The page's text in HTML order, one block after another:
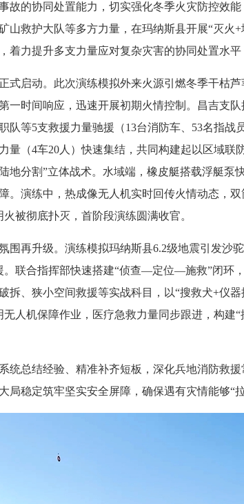
故的协同处置能力，切实强化冬季火灾防控效
山救护大队等多方力量，在玛纳斯县开展“灭
着力提升多支力量应对复杂灾害的协同处置水平
式启动。此次演练模拟外来火源引燃冬季干枯
一时间响应，迅速开展初期火情控制。昌吉支
队等5支救援力量驰援（13台消防车、53名指
量（4车20人）快速集结，共同构建起以区域
地分割”立体战术。水域端，橡皮艇搭载浮艇
。演练中，热成像无人机实时回传火情动态，
被彻底扑灭，首阶段演练圆满收官。
围再升级。演练模拟玛纳斯县6.2级地震引发
。联合指挥部快速搭建“侦查—定位—施救”闭环
拆、狭小空间救援等实战科目，以“搜救犬+仪
人机保障作业，医疗急救力量同步跟进，构
统总结经验、精准补齐短板，深化兵地消防救
稳定筑牢坚实安全屏障，确保遇有灾情能够“